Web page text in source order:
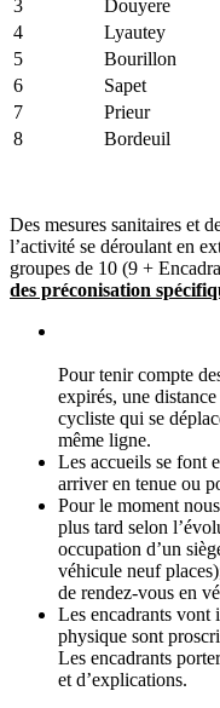
3
Douyere
4
Lyautey
5
Bourillon
6
Sapet
7
Prieur
8
Bordeuil
Des mesures sanitaires et
l’activité se déroulant en
groupes de 10 (9 +
des préconisation
Pour tenir compte
expirés, une
cycliste qui se
même ligne.
Les accueils se font
arriver en tenue ou
Pour le moment
plus tard selon
occupation d’un
véhicule neuf
de rendez-vous en
Les encadrants vont
physique sont
Les encadrants
et d’explications.